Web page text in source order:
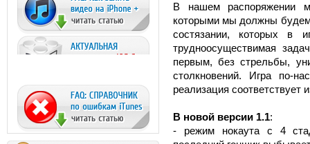
В нашем распоряжении
которыми мы должны будем
состязании, которых в
трудноосуществимая
первым, без стрельбы,
столкновений. Игра по-
реализация соответствует
В новой версии 1.1:
- режим нокаута с 4